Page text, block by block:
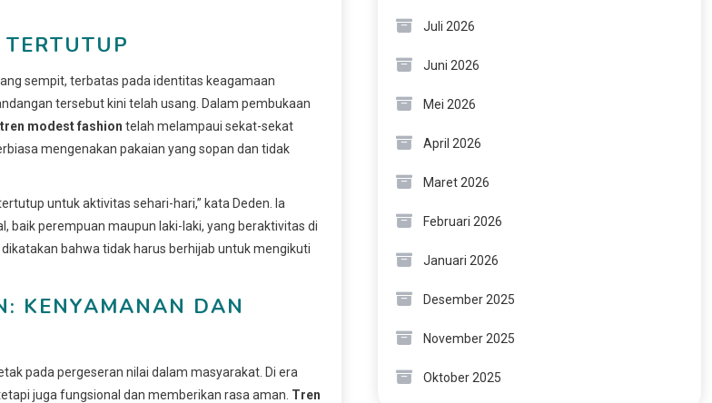
sempit, terbatas pada identitas keagamaan
tersebut kini telah usang. Dalam pembukaan
tren modest fashion telah melampaui sekat-sekat
mengenakan pakaian yang sopan dan tidak
untuk aktivitas sehari-hari,” kata Deden. Ia
baik perempuan maupun laki-laki, yang beraktivitas di
bahwa tidak harus berhijab untuk mengikuti
KENYAMANAN DAN
pada pergeseran nilai dalam masyarakat. Di era
juga fungsional dan memberikan rasa aman. Tren
Juli 2026
Juni 2026
Mei 2026
April 2026
Maret 2026
Februari 2026
Januari 2026
Desember 2025
November 2025
Oktober 2025